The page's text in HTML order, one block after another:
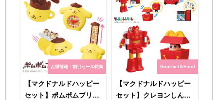
したいファン必見の内容で
す。...
ーム」付き！さらに、シール好
きさん必見の週末限定プレゼン
トも見逃せません♪親子で楽しめ
る...
お得情報・割引セール特集
【マクドナルドハッピー
セット】ポムポムプリン
Gourmet＆Food
【マクドナルドハッピー
セット】クレヨンしんち